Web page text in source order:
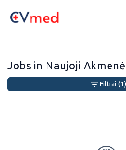
Jobs in Naujoji Akmenė
Filtrai (1)